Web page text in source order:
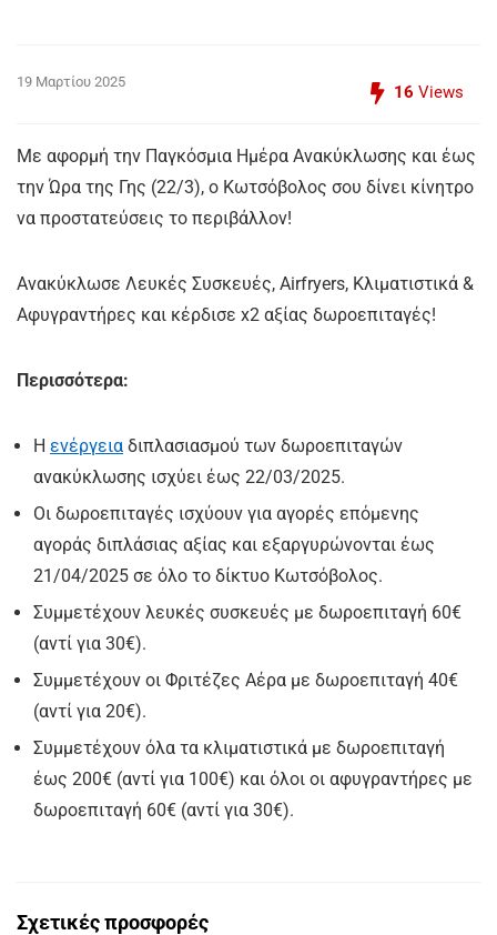
19 Μαρτίου 2025
16 Views
Με αφορμή την Παγκόσμια Ημέρα Ανακύκλωσης και έως
την Ώρα της Γης (22/3), o Κωτσόβολος σου δίνει κίνητρο
να προστατεύσεις το περιβάλλον!
Ανακύκλωσε Λευκές Συσκευές, Αirfryers, Κλιματιστικά &
Αφυγραντήρες και κέρδισε x2 αξίας δωροεπιταγές!
Περισσότερα:
Η ενέργεια διπλασιασμού των δωροεπιταγών
ανακύκλωσης ισχύει έως 22/03/2025.
Oι δωροεπιταγές ισχύουν για αγορές επόμενης
αγοράς διπλάσιας αξίας και εξαργυρώνονται έως
21/04/2025 σε όλο το δίκτυο Κωτσόβολος.
Συμμετέχουν λευκές συσκευές με δωροεπιταγή 60€
(αντί για 30€).
Συμμετέχουν οι Φριτέζες Αέρα με δωροεπιταγή 40€
(αντί για 20€).
Συμμετέχουν όλα τα κλιματιστικά με δωροεπιταγή
έως 200€ (αντί για 100€) και όλοι οι αφυγραντήρες με
δωροεπιταγή 60€ (αντί για 30€).
Σχετικές προσφορές